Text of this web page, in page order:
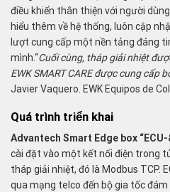
điều khiển thân thiện với người
hiểu thêm về hệ thống, luôn cập
lượt cung cấp một nền tảng đáng
mình.“Cuối cùng, tháp giải nhiệt
EWK SMART CARE được cung cấp
Javier Vaquero. EWK Equipos de
Quá trình triển khai
Advantech Smart Edge box
cài đặt vào một kết nối điện trong
tháp giải nhiệt, đó là Modbus TCP.
qua mạng telco đến bộ gia tốc đám